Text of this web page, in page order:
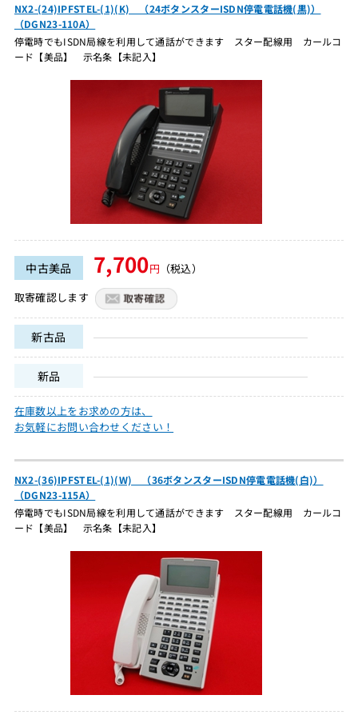
NX2-(24)IPFSTEL-(1)(K) （24ボタンスターISDN停電電話機(黒)）
（DGN23-110A）
停電時でもISDN局線を利用して通話ができます スター配線用 カールコ
ード【美品】 示名条【未記入】
中古美品 7,700円 （税込）
取寄確認します
新古品
新品
在庫数以上をお求めの方は、
お気軽にお問い合わせください！
NX2-(36)IPFSTEL-(1)(W) （36ボタンスターISDN停電電話機(白)）
（DGN23-115A）
停電時でもISDN局線を利用して通話ができます スター配線用 カールコ
ード【美品】 示名条【未記入】